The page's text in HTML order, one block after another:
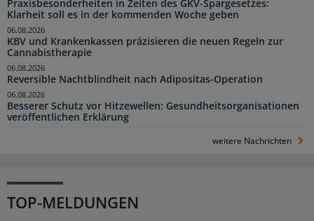
Praxisbesonderheiten in Zeiten des GKV-Spargesetzes:
Klarheit soll es in der kommenden Woche geben
KBV und Krankenkassen präzisieren die neuen Regeln zur
Cannabistherapie
06.08.2026
Reversible Nachtblindheit nach Adipositas-Operation
06.08.2026
Besserer Schutz vor Hitzewellen: Gesundheitsorganisationen
veröffentlichen Erklärung
06.08.2026
weitere Nachrichten
TOP-MELDUNGEN